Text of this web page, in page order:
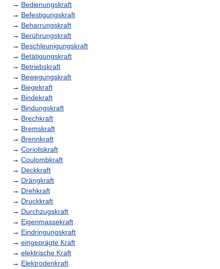
→ Bedienungskraft
→ Befestigungskraft
→ Beharrungskraft
→ Berührungskraft
→ Beschleunigungskraft
→ Betätigungskraft
→ Betriebskraft
→ Bewegungskraft
→ Biegekraft
→ Bindekraft
→ Bindungskraft
→ Brechkraft
→ Bremskraft
→ Brennkraft
→ Corioliskraft
→ Coulombkraft
→ Deckkraft
→ Drängkraft
→ Drehkraft
→ Druckkraft
→ Durchzugskraft
→ Eigenmassekraft
→ Eindringungskraft
→ eingeprägte Kraft
→ elektrische Kraft
→ Elektrodenkraft